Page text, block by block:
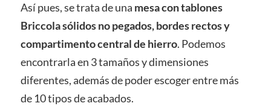
Así pues, se trata de una mesa con tablones
Briccola sólidos no pegados, bordes rectos y
compartimento central de hierro. Podemos
encontrarla en 3 tamaños y dimensiones
diferentes, además de poder escoger entre más
de 10 tipos de acabados.